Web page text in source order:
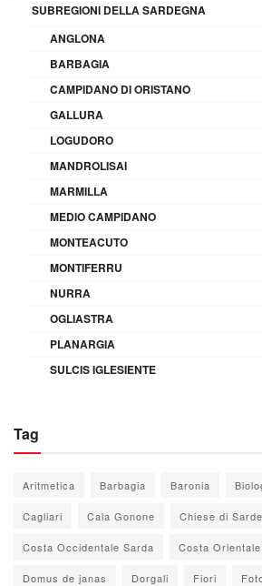
SUBREGIONI DELLA SARDEGNA
ANGLONA
BARBAGIA
CAMPIDANO DI ORISTANO
GALLURA
LOGUDORO
MANDROLISAI
MARMILLA
MEDIO CAMPIDANO
MONTEACUTO
MONTIFERRU
NURRA
OGLIASTRA
PLANARGIA
SULCIS IGLESIENTE
Tag
Aritmetica Barbagia Baronia
Cagliari Cala Gonone Chiese di
Costa Occidentale Sarda Costa
Domus de janas Dorgali Fiori